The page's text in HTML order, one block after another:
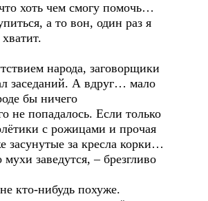
хоть чем смогу помочь…
а то вон, один раз я
народа, заговорщики
заседаний. А вдруг… мало
бы ничего
не попадалось. Если только
с рожицами и прочая
засунутые за кресла корки…
мухи заведутся, – брезгливо
кто-нибудь похуже.